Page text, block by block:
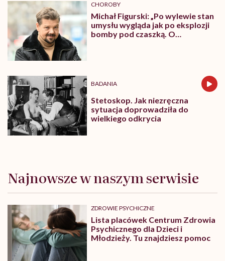
CHOROBY
Michał Figurski: „Po wylewie stan
umysłu wygląda jak po eksplozji
bomby pod czaszką. O
BADANIA
Stetoskop. Jak niezręczna
sytuacja doprowadziła do
wielkiego odkrycia
Najnowsze w naszym serwisie
ZDROWIE PSYCHICZNE
Lista placówek Centrum Zdrowia
Psychicznego dla Dzieci i
Młodzieży. Tu znajdziesz pomoc